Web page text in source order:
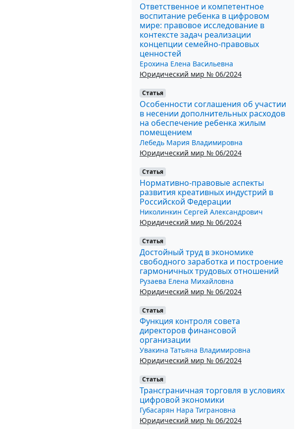
Ответственное и компетентное
воспитание ребенка в цифровом
мире: правовое исследование в
контексте задач реализации
концепции семейно-правовых
ценностей
Ерохина Елена Васильевна
Юридический мир № 06/2024
Статья
Особенности соглашения об участии
в несении дополнительных расходов
на обеспечение ребенка жилым
помещением
Лебедь Мария Владимировна
Юридический мир № 06/2024
Статья
Нормативно-правовые аспекты
развития креативных индустрий в
Российской Федерации
Николинкин Сергей Александрович
Юридический мир № 06/2024
Статья
Достойный труд в экономике
свободного заработка и построение
гармоничных трудовых отношений
Рузаева Елена Михайловна
Юридический мир № 06/2024
Статья
Функция контроля совета
директоров финансовой
организации
Увакина Татьяна Владимировна
Юридический мир № 06/2024
Статья
Трансграничная торговля в условиях
цифровой экономики
Губасарян Нара Тиграновна
Юридический мир № 06/2024